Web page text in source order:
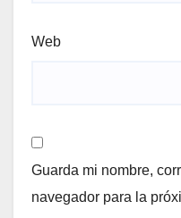
Web
Guarda mi nombre,
navegador para la